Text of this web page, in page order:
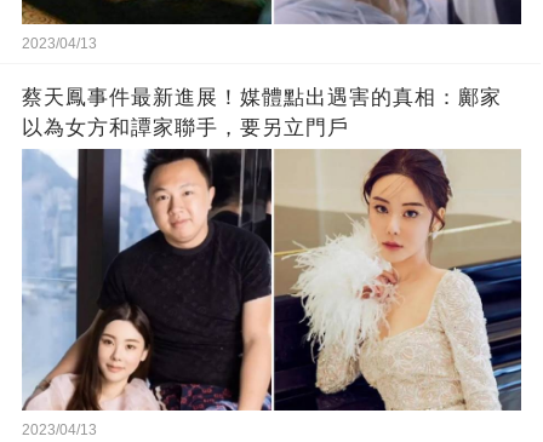
2023/04/13
蔡天鳳事件最新進展！媒體點出遇害的真相：鄺家
以為女方和譚家聯手，要另立門戶
2023/04/13